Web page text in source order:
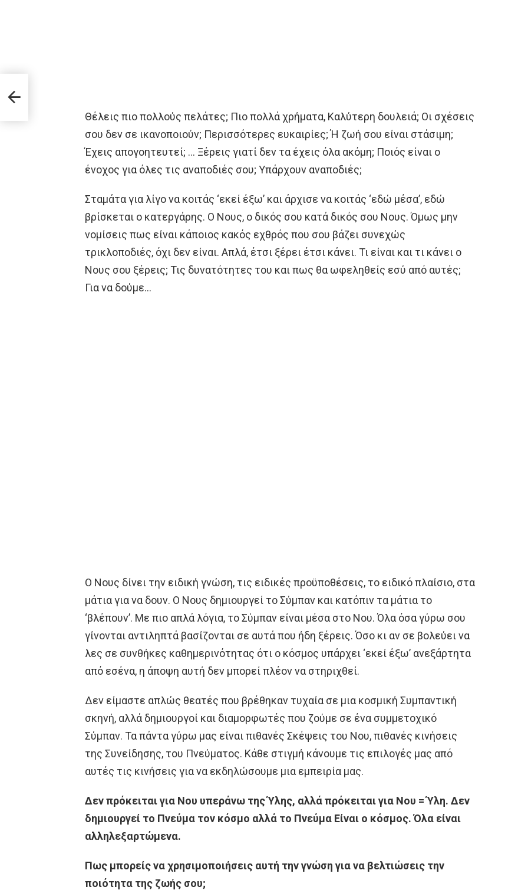
Θέλεις πιο πολλούς πελάτες; Πιο πολλά χρήματα, Καλύτερη δουλειά; Οι σχέσεις
σου δεν σε ικανοποιούν; Περισσότερες ευκαιρίες; Ή ζωή σου είναι στάσιμη;
Έχεις απογοητευτεί; … Ξέρεις γιατί δεν τα έχεις όλα ακόμη; Ποιός είναι ο
ένοχος για όλες τις αναποδιές σου; Υπάρχουν αναποδιές;
Σταμάτα για λίγο να κοιτάς ‘εκεί έξω’ και άρχισε να κοιτάς ‘εδώ μέσα’, εδώ
βρίσκεται ο κατεργάρης. Ο Νους, ο δικός σου κατά δικός σου Νους. Όμως μην
νομίσεις πως είναι κάποιος κακός εχθρός που σου βάζει συνεχώς
τρικλοποδιές, όχι δεν είναι. Απλά, έτσι ξέρει έτσι κάνει. Τι είναι και τι κάνει ο
Νους σου ξέρεις; Τις δυνατότητες του και πως θα ωφεληθείς εσύ από αυτές;
Για να δούμε…
Ο Νους δίνει την ειδική γνώση, τις ειδικές προϋποθέσεις, το ειδικό πλαίσιο, στα
μάτια για να δουν. Ο Νους δημιουργεί το Σύμπαν και κατόπιν τα μάτια το
‘βλέπουν’. Με πιο απλά λόγια, το Σύμπαν είναι μέσα στο Νου. Όλα όσα γύρω σου
γίνονται αντιληπτά βασίζονται σε αυτά που ήδη ξέρεις. Όσο κι αν σε βολεύει να
λες σε συνθήκες καθημερινότητας ότι ο κόσμος υπάρχει ‘εκεί έξω’ ανεξάρτητα
από εσένα, η άποψη αυτή δεν μπορεί πλέον να στηριχθεί.
Δεν είμαστε απλώς θεατές που βρέθηκαν τυχαία σε μια κοσμική Συμπαντική
σκηνή, αλλά δημιουργοί και διαμορφωτές που ζούμε σε ένα συμμετοχικό
Σύμπαν. Τα πάντα γύρω μας είναι πιθανές Σκέψεις του Νου, πιθανές κινήσεις
της Συνείδησης, του Πνεύματος. Κάθε στιγμή κάνουμε τις επιλογές μας από
αυτές τις κινήσεις για να εκδηλώσουμε μια εμπειρία μας.
Δεν πρόκειται για Νου υπεράνω της Ύλης, αλλά πρόκειται για Νου = Ύλη. Δεν
δημιουργεί το Πνεύμα τον κόσμο αλλά το Πνεύμα Είναι ο κόσμος. Όλα είναι
αλληλεξαρτώμενα.
Πως μπορείς να χρησιμοποιήσεις αυτή την γνώση για να βελτιώσεις την
ποιότητα της ζωής σου;